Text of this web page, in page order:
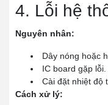
4. Lỗi hệ
Nguyên nhân:
Dây nóng hoặc
IC board gặp lỗi.
Cài đặt nhiệt độ
Cách xử lý: